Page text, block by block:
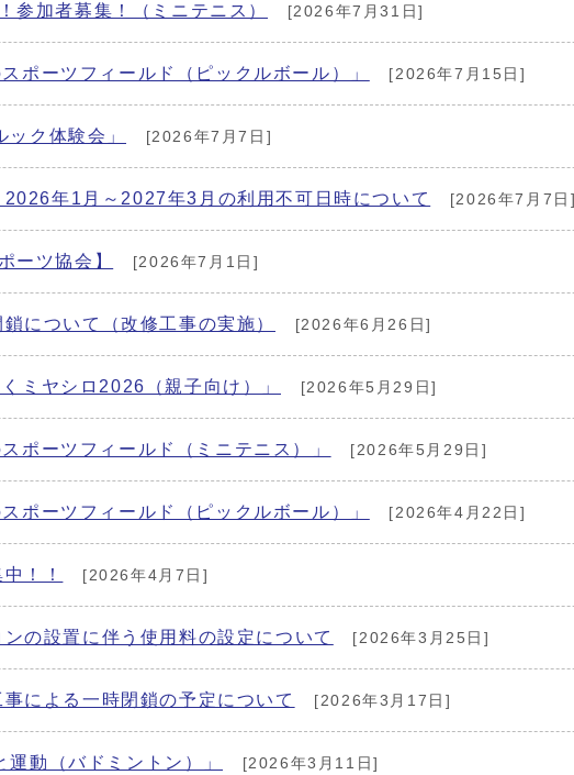
参加者募集！（ミニテニス） [2026年7月31日]
ーツフィールド（ピックルボール）」 [2026年7月15日]
ク体験会」 [2026年7月7日]
2026年1月～2027年3月の利用不可日時について [2026年7月7日]
ーツ協会】 [2026年7月1日]
について（改修工事の実施） [2026年6月26日]
ヤシロ2026（親子向け）」 [2026年5月29日]
ーツフィールド（ミニテニス）」 [2026年5月29日]
ーツフィールド（ピックルボール）」 [2026年4月22日]
！！ [2026年4月7日]
の設置に伴う使用料の設定について [2026年3月25日]
による一時閉鎖の予定について [2026年3月17日]
動（バドミントン）」 [2026年3月11日]